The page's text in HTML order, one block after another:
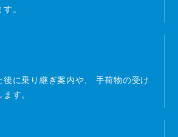
。
に乗り継ぎ案内や、
手荷物の受け
す。